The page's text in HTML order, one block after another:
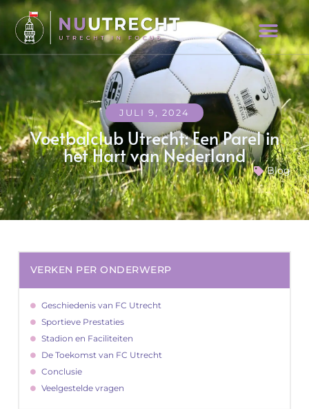
JULI 9, 2024
Voetbalclub Utrecht: Een Parel in
het Hart van Nederland
Blog
VERKEN PER ONDERWERP
Geschiedenis van FC Utrecht
Sportieve Prestaties
Stadion en Faciliteiten
De Toekomst van FC Utrecht
Conclusie
Veelgestelde vragen